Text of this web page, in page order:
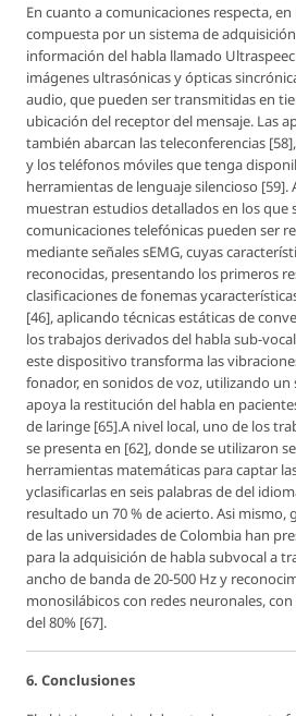
En cuanto a comunicaciones respecta,
compuesta por un sistema de
información del habla llamado
imágenes ultrasónicas y ópticas
audio, que pueden ser transmitidas en
ubicación del receptor del mensaje. Las
también abarcan las teleconferencias
y los teléfonos móviles que tenga
herramientas de lenguaje silencioso [59].
muestran estudios detallados en los que
comunicaciones telefónicas pueden ser
mediante señales sEMG, cuyas
reconocidas, presentando los primeros
clasificaciones de fonemas
[46], aplicando técnicas estáticas de
los trabajos derivados del habla sub-
este dispositivo transforma las
fonador, en sonidos de voz, utilizando
apoya la restitución del habla en
de laringe [65].A nivel local, uno de los
se presenta en [62], donde se utilizaron
herramientas matemáticas para captar
yclasificarlas en seis palabras de del
resultado un 70 % de acierto. Asi mismo,
de las universidades de Colombia han
para la adquisición de habla subvocal a
ancho de banda de 20-500 Hz y
monosilábicos con redes neuronales,
del 80% [67].
6. Conclusiones